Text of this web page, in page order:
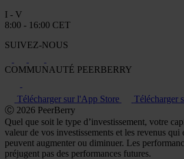
I - V
8:00 - 16:00 CET
SUIVEZ-NOUS
COMMUNAUTÉ PEERBERRY
Télécharger sur l'App Store
Télécharger
Ⓒ 2026 PeerBerry
Quel que soit le type d’investissement, votre
valeur de vos investissements et les revenus qui
peuvent augmenter ou diminuer. Les
préjugent pas des performances futures.